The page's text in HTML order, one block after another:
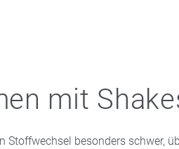
mit
Stoffwechsel besonders schwer,